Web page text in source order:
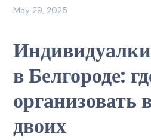
May 29, 2025
в Белгороде:
организовать
двоих